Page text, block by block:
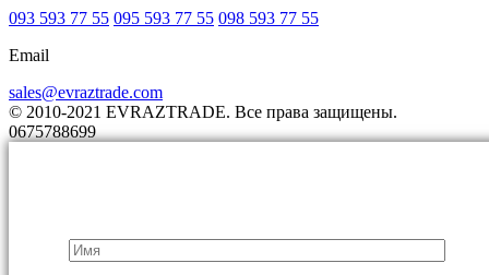
093 593 77 55 095 593 77 55 098 593 77 55
Email
sales@evraztrade.com
© 2010-2021 EVRAZTRADE. Все права защищены.
0675788699